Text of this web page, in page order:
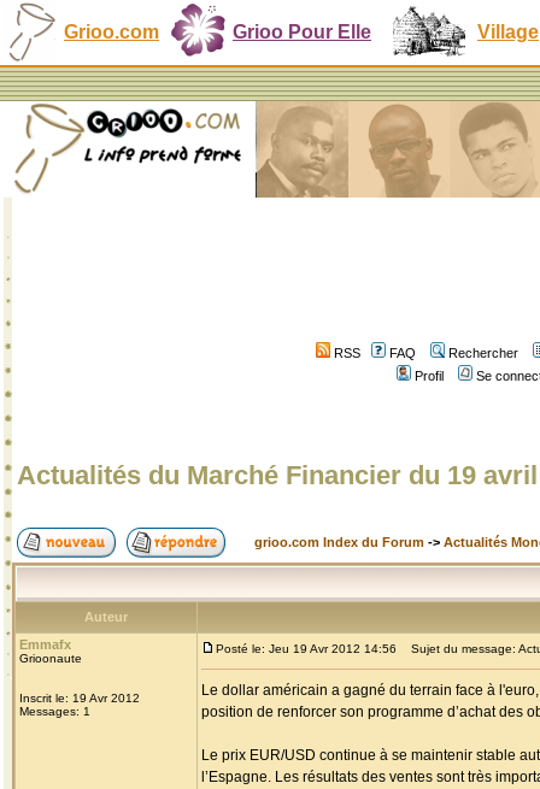
Grioo.com Grioo Pour Elle Village
RSS FAQ
Rechercher
Profil
Se
Actualités du Marché Financier du 19 avril
grioo.com Index du Forum -> Actualités
Auteur
Emmafx
Grioonaute
Inscrit le: 19 Avr 2012
Messages: 1
Posté le: Jeu 19 Avr 2012 14:56 Sujet du message:
Le dollar américain a gagné du terrain face à
position de renforcer son programme d’achat des
Le prix EUR/USD continue à se maintenir stable
l’Espagne. Les résultats des ventes sont très